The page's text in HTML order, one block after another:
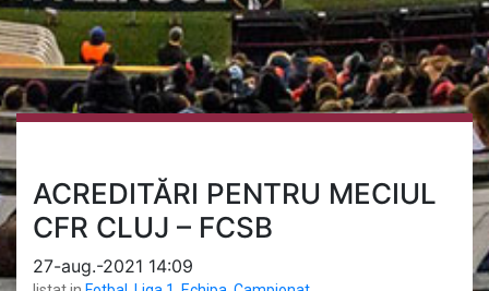
ACREDITĂRI PENTRU MECIUL
CFR CLUJ – FCSB
27-aug.-2021 14:09